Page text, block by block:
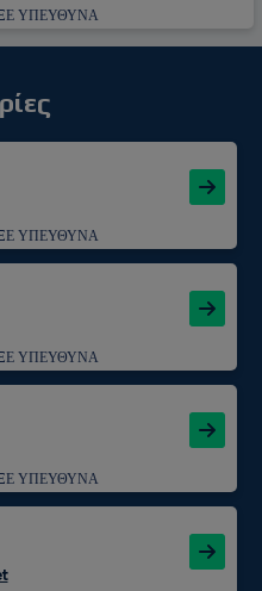
ΥΠΕΥΘΥΝΑ
ΥΠΕΥΘΥΝΑ
ΥΠΕΥΘΥΝΑ
ΥΠΕΥΘΥΝΑ